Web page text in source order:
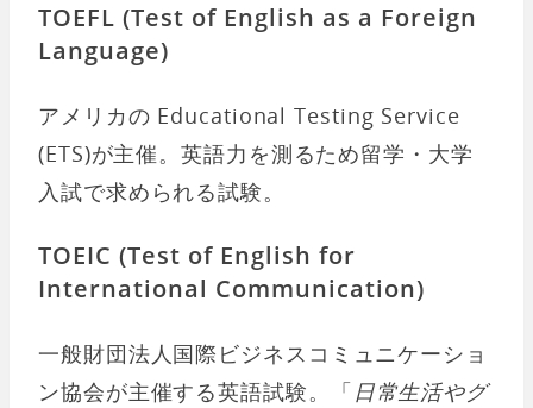
TOEFL (Test of English as a Foreign
Language)
アメリカの Educational Testing Service
(ETS)が主催。英語力を測るため留学・大学
入試で求められる試験。
TOEIC (Test of English for
International Communication)
一般財団法人国際ビジネスコミュニケーショ
ン協会が主催する英語試験。「 日常生活やグ